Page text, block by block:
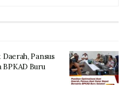
Pansus
BPKAD Buru